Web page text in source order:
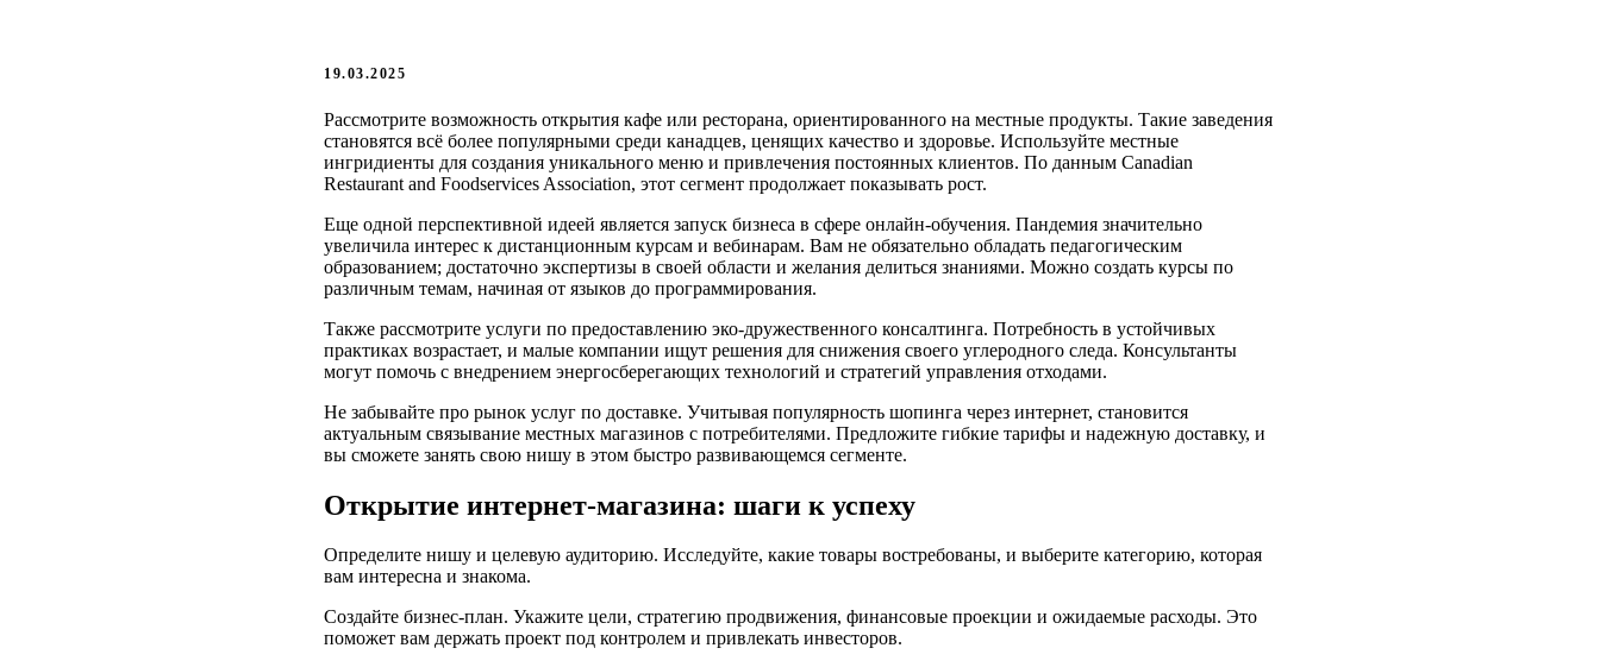
19.03.2025
Рассмотрите возможность открытия кафе или ресторана, ориентированного на местные продукты. Такие заведения
становятся всё более популярными среди канадцев, ценящих качество и здоровье. Используйте местные
ингридиенты для создания уникального меню и привлечения постоянных клиентов. По данным Canadian
Restaurant and Foodservices Association, этот сегмент продолжает показывать рост.
Еще одной перспективной идеей является запуск бизнеса в сфере онлайн-обучения. Пандемия значительно
увеличила интерес к дистанционным курсам и вебинарам. Вам не обязательно обладать педагогическим
образованием; достаточно экспертизы в своей области и желания делиться знаниями. Можно создать курсы по
различным темам, начиная от языков до программирования.
Также рассмотрите услуги по предоставлению эко-дружественного консалтинга. Потребность в устойчивых
практиках возрастает, и малые компании ищут решения для снижения своего углеродного следа. Консультанты
могут помочь с внедрением энергосберегающих технологий и стратегий управления отходами.
Не забывайте про рынок услуг по доставке. Учитывая популярность шопинга через интернет, становится
актуальным связывание местных магазинов с потребителями. Предложите гибкие тарифы и надежную доставку, и
вы сможете занять свою нишу в этом быстро развивающемся сегменте.
Открытие интернет-магазина: шаги к успеху
Определите нишу и целевую аудиторию. Исследуйте, какие товары востребованы, и выберите категорию, которая
вам интересна и знакома.
Создайте бизнес-план. Укажите цели, стратегию продвижения, финансовые проекции и ожидаемые расходы. Это
поможет вам держать проект под контролем и привлекать инвесторов.